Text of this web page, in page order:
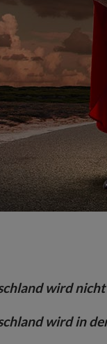
wird
wird in